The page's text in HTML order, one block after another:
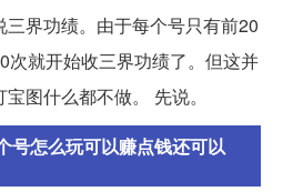
界功绩。由于每个号只有前20
次就开始收三界功绩了。但这并
图什么都不做。 先说。
号怎么玩可以赚点钱还可以